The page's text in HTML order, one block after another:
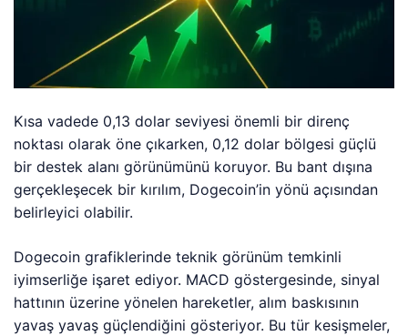
Kısa vadede 0,13 dolar seviyesi önemli bir direnç
noktası olarak öne çıkarken, 0,12 dolar bölgesi güçlü
bir destek alanı görünümünü koruyor. Bu bant dışına
gerçekleşecek bir kırılım, Dogecoin’in yönü açısından
belirleyici olabilir.
Dogecoin grafiklerinde teknik görünüm temkinli
iyimserliğe işaret ediyor. MACD göstergesinde, sinyal
hattının üzerine yönelen hareketler, alım baskısının
yavaş yavaş güçlendiğini gösteriyor. Bu tür kesişmeler,